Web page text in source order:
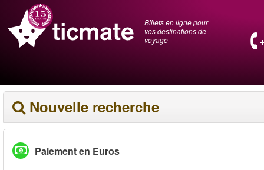
Billets en ligne pour
vos destinations de
voyage
Nouvelle recherche
Paiement en Euros